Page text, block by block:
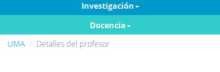
Investigación
Docencia
UMA
Detalles del profesor